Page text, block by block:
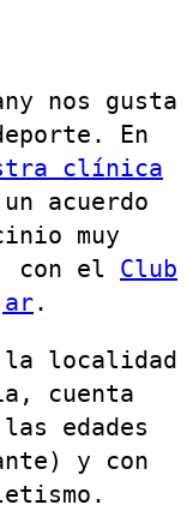
nos gusta
En
clínica
acuerdo
muy
con el Club
.
localidad
cuenta
edades
y con